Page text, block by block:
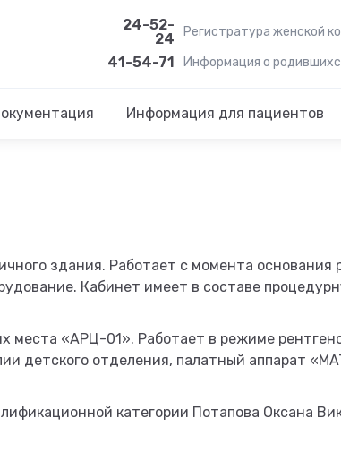
24-52-
24
Регистратура женской
41-54-71 Информация о
Информация для пациентов
здания. Работает с момента основания
Кабинет имеет в составе
места «АРЦ-01». Работает в режиме
детского отделения, палатный аппарат
категории Потапова Оксана